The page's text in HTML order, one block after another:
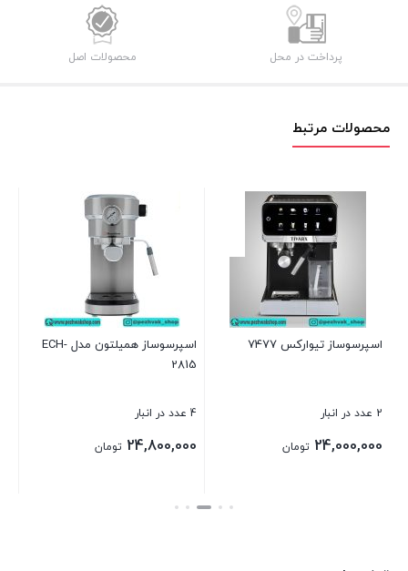
پرداخت در محل محصولات اصل
محصولات مرتبط
اسپرسوساز تیوارکس 7477
2 عدد در انبار
24,000,000 تومان
اسپرسوساز همیلتون مدل ECH-
2815
4 عدد در انبار
24,800,000 تومان
بستن